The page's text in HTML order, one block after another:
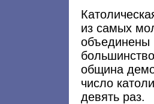
из самых
объединены
община
число
девять раз.